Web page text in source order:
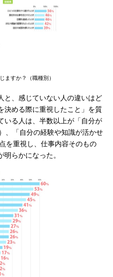
ますか？（職種別）
、感じていない人の違いはど
決める際に重視したこと」を質
いる人は、半数以上が「自分が
、「自分の経験や知識が活かせ
を重視し、仕事内容そのもの
らかになった。